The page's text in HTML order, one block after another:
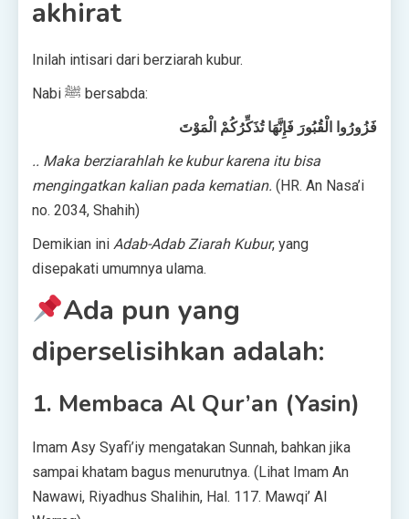
akhirat
Inilah intisari dari berziarah kubur.
Nabi ﷺ bersabda:
فَزُورُوا الْقُبُورَ فَإِنَّهَا تُذَكِّرُكُمْ الْمَوْتَ
.. Maka berziarahlah ke kubur karena itu bisa
mengingatkan kalian pada kematian. (HR. An Nasa’i
no. 2034, Shahih)
Demikian ini Adab-Adab Ziarah Kubur, yang
disepakati umumnya ulama.
Ada pun yang
diperselisihkan adalah:
1. Membaca Al Qur’an (Yasin)
Imam Asy Syafi’iy mengatakan Sunnah, bahkan jika
sampai khatam bagus menurutnya. (Lihat Imam An
Nawawi, Riyadhus Shalihin, Hal. 117. Mawqi’ Al